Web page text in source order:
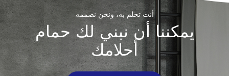
أنت تحلم به، ونحن نصممه
يمكننا أن نبني لك حمام
أحلامك